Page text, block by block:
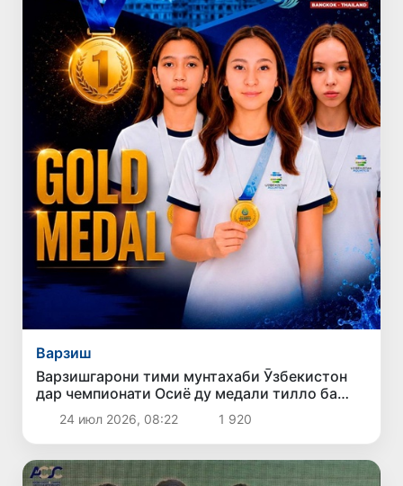
Варзиш
Варзишгарони тими мунтахаби Ӯзбекистон
дар чемпионати Осиё ду медали тилло ба
даст оварданд
24 июл 2026, 08:22 1 920